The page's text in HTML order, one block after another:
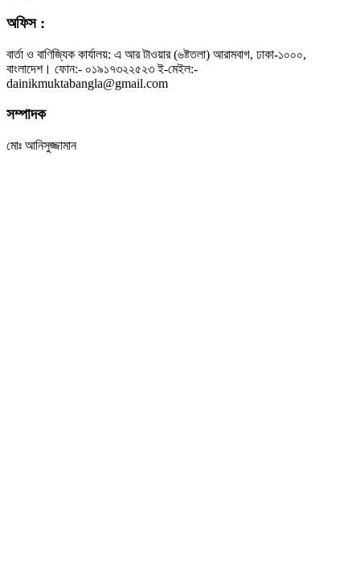
অফিস :
বার্তা ও বাণিজ্যিক কার্যালয়: এ আর টাওয়ার (৬ষ্টতলা) আরামবাগ, ঢাকা-১০০০,
বাংলাদেশ। ফোন:- ০১৯১৭৩২২৫২৩ ই-মেইল:-
dainikmuktabangla@gmail.com
সম্পাদক
মোঃ আনিসুজ্জামান